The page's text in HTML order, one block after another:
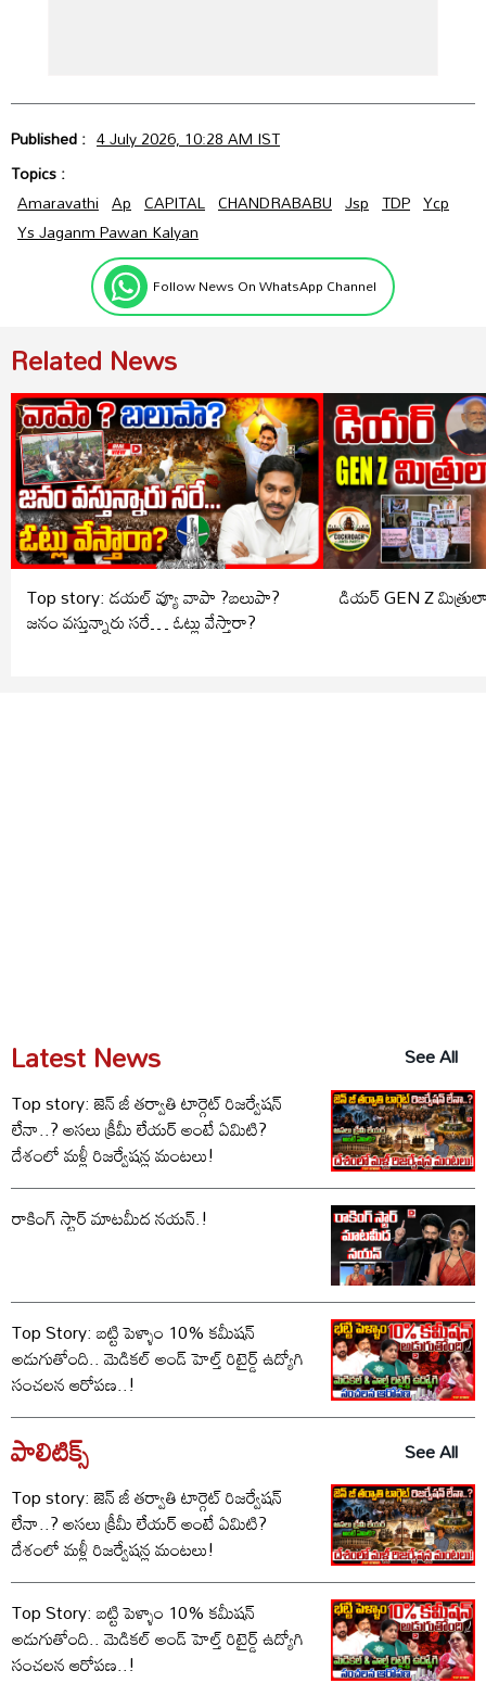
Published : 4 July 2026, 10:28 AM IST
Topics :
Amaravathi Ap CAPITAL CHANDRABABU Jsp TDP Ycp
Ys Jaganm Pawan Kalyan
Follow News On WhatsApp Channel
Related News
Top story: డయల్ వ్యూ వాపా ?బలుపా?
జనం వస్తున్నారు సరే… ఓట్లు వేస్తారా?
డియర్ GEN Z
Latest News
See All
Top story: జెన్ జీ తర్వాతి టార్గెట్ రిజర్వేషన్
లేనా..? అసలు క్రీమీ లేయర్ అంటే ఏమిటి?
దేశంలో మళ్లీ రిజర్వేషన్ల మంటలు!
రాకింగ్ స్టార్ మాటమీద నయన్.!
Top Story: బట్టి పెళ్ళాం 10% కమీషన్‌
అడుగుతోంది.. మెడికల్ అండ్ హెల్త్ రిటైర్డ్ ఉద్యోగి
సంచలన ఆరోపణ..!
పాలిటిక్స్‌
See All
Top story: జెన్ జీ తర్వాతి టార్గెట్ రిజర్వేషన్
లేనా..? అసలు క్రీమీ లేయర్ అంటే ఏమిటి?
దేశంలో మళ్లీ రిజర్వేషన్ల మంటలు!
Top Story: బట్టి పెళ్ళాం 10% కమీషన్‌
అడుగుతోంది.. మెడికల్ అండ్ హెల్త్ రిటైర్డ్ ఉద్యోగి
సంచలన ఆరోపణ..!